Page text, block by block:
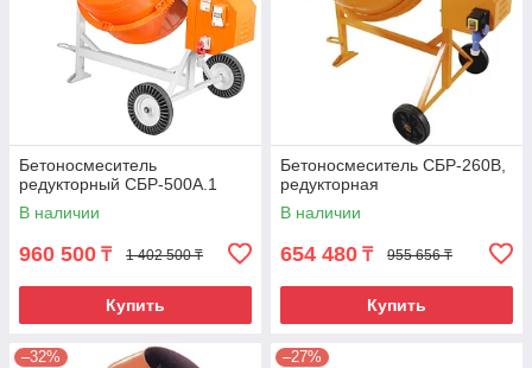
Бетоносмеситель
редукторный СБР-500А.1
В наличии
960 500 ₸ 1 402 500 ₸
Купить
Бетоносмеситель СБР-260В,
редукторная
В наличии
654 480 ₸ 955 656 ₸
Купить
–32% –27%